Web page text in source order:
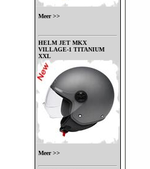
Meer >>
HELM JET MKX
VILLAGE-1 TITANIUM
XXL
Meer >>